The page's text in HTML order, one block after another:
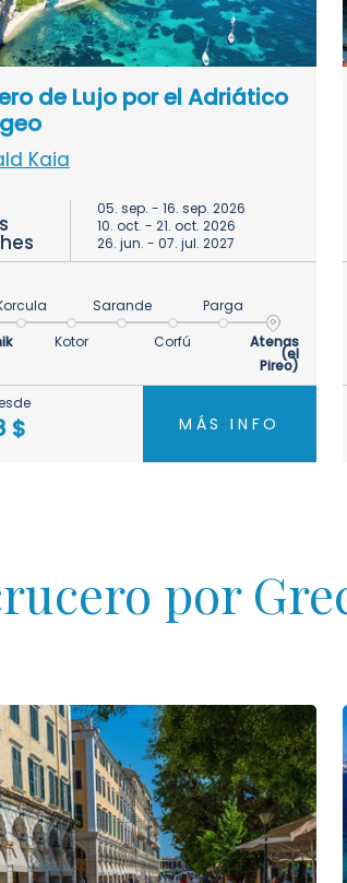
de Lujo por el Adriático
Kaia
05. sep. - 16. sep. 2026
10. oct. - 21. oct. 2026
26. jun. - 07. jul. 2027
Kotor
Sarande
Corfú
Parga
Atenas
(el
Pireo)
$ MÁS INFO
por